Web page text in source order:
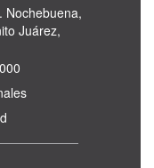
Nochebuena,
Juárez,